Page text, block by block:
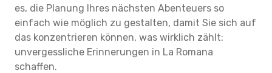
es, die Planung Ihres nächsten Abenteuers so
einfach wie möglich zu gestalten, damit Sie sich auf
das konzentrieren können, was wirklich zählt:
unvergessliche Erinnerungen in La Romana
schaffen.